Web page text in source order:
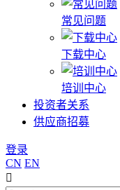
常见问题
下载中心
培训中心
投资者关系
供应商招募
登录
CN EN